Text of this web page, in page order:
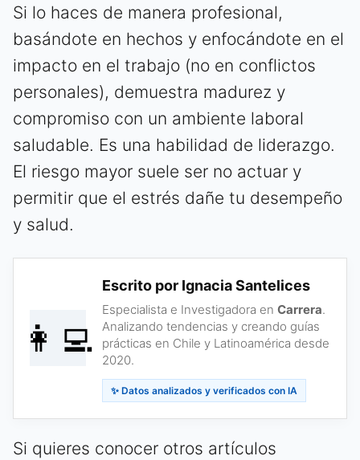
Si lo haces de manera profesional,
basándote en hechos y enfocándote en el
impacto en el trabajo (no en conflictos
personales), demuestra madurez y
compromiso con un ambiente laboral
saludable. Es una habilidad de liderazgo.
El riesgo mayor suele ser no actuar y
permitir que el estrés dañe tu desempeño
y salud.
👩‍💻
Escrito por Ignacia Santelices
Especialista e Investigadora en Carrera.
Analizando tendencias y creando guías
prácticas en Chile y Latinoamérica desde
2020.
✨ Datos analizados y verificados con IA
Si quieres conocer otros artículos